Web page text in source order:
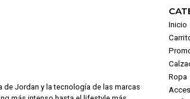
de Jordan y la tecnología de las marcas
Inicio
Ropa